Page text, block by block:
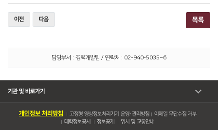
이전 다음 목록
담당부서 : 경력개발팀 / 연락처 : 02-940-5035~6
기관 및 바로가기
개인정보 처리방침 고정형 영상정보처리기기 운영・관리방침
이메일 무단수집 거부
대학정보공시
정보공개 위치 및 교통안내